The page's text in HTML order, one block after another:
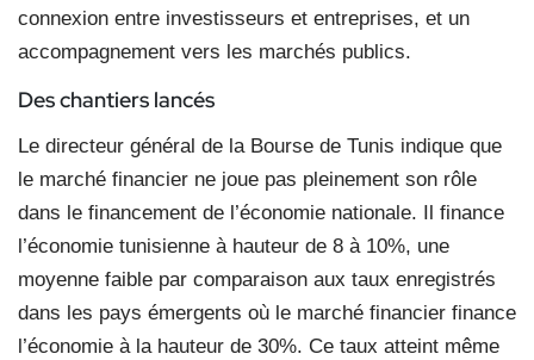
connexion entre investisseurs et entreprises, et un
accompagnement vers les marchés publics.
Des chantiers lancés
Le directeur général de la Bourse de Tunis indique que
le marché financier ne joue pas pleinement son rôle
dans le financement de l’économie nationale. Il finance
l’économie tunisienne à hauteur de 8 à 10%, une
moyenne faible par comparaison aux taux enregistrés
dans les pays émergents où le marché financier finance
l’économie à la hauteur de 30%. Ce taux atteint même